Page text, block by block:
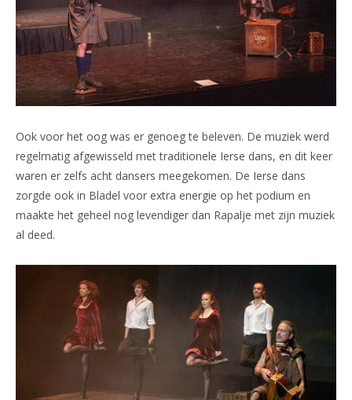
Ook voor het oog was er genoeg te beleven. De muziek werd
regelmatig afgewisseld met traditionele Ierse dans, en dit keer
waren er zelfs acht dansers meegekomen. De Ierse dans
zorgde ook in Bladel voor extra energie op het podium en
maakte het geheel nog levendiger dan Rapalje met zijn muziek
al deed.